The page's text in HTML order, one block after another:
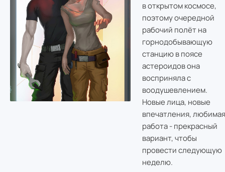
в открытом космосе,
поэтому очередной
рабочий полёт на
горнодобывающую
станцию в поясе
астероидов она
восприняла с
воодушевлением.
Новые лица, новые
впечатления, любимая
работа - прекрасный
вариант, чтобы
провести следующую
неделю.